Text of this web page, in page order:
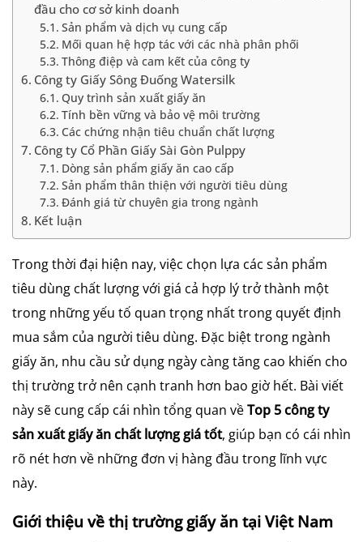
đầu cho cơ sở kinh doanh
Sản phẩm và dịch vụ cung cấp
Mối quan hệ hợp tác với các nhà phân phối
Thông điệp và cam kết của công ty
Công ty Giấy Sông Đuống Watersilk
Quy trình sản xuất giấy ăn
Tính bền vững và bảo vệ môi trường
Các chứng nhận tiêu chuẩn chất lượng
Công ty Cổ Phần Giấy Sài Gòn Pulppy
Dòng sản phẩm giấy ăn cao cấp
Sản phẩm thân thiện với người tiêu dùng
Đánh giá từ chuyên gia trong ngành
Kết luận
Trong thời đại hiện nay, việc chọn lựa các sản phẩm
tiêu dùng chất lượng với giá cả hợp lý trở thành một
trong những yếu tố quan trọng nhất trong quyết định
mua sắm của người tiêu dùng. Đặc biệt trong ngành
giấy ăn, nhu cầu sử dụng ngày càng tăng cao khiến cho
thị trường trở nên cạnh tranh hơn bao giờ hết. Bài viết
này sẽ cung cấp cái nhìn tổng quan vềTop 5 công ty
sản xuất giấy ăn chất lượng giá tốt, giúp bạn có cái nhìn
rõ nét hơn về những đơn vị hàng đầu trong lĩnh vực
này.
Giới thiệu về thị trường giấy ăn tại Việt Nam